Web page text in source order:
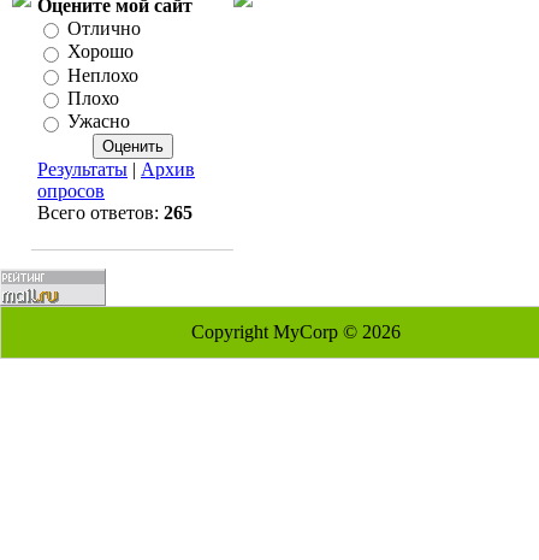
Оцените мой сайт
Отлично
Хорошо
Неплохо
Плохо
Ужасно
Результаты | Архив
опросов
Всего ответов: 265
Copyright MyCorp © 2026